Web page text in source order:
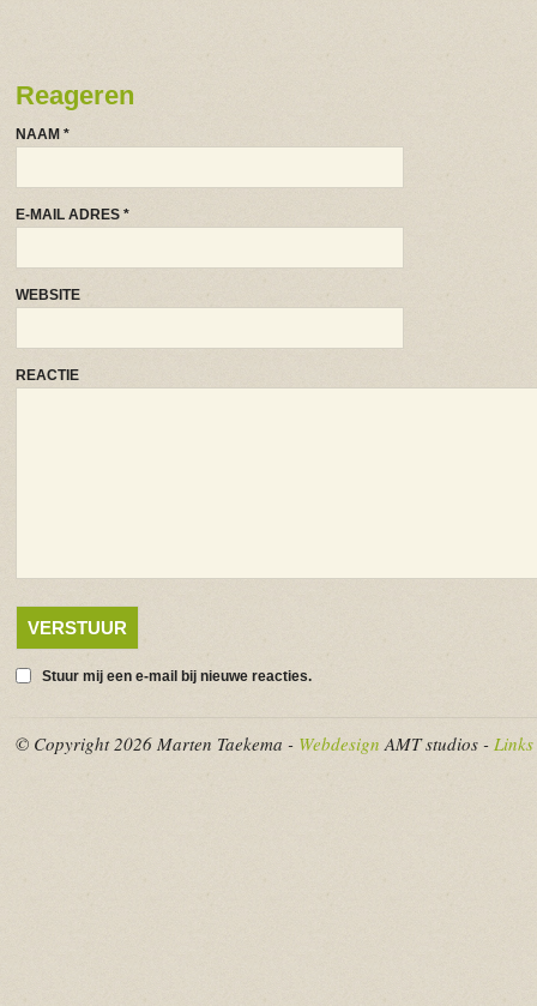
Reageren
NAAM *
E-MAIL ADRES *
WEBSITE
REACTIE
Stuur mij een e-mail bij nieuwe reacties.
© Copyright 2026 Marten Taekema - Webdesign AMT studios - Links